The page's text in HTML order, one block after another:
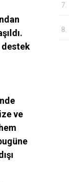
destek
ve
7.
8.